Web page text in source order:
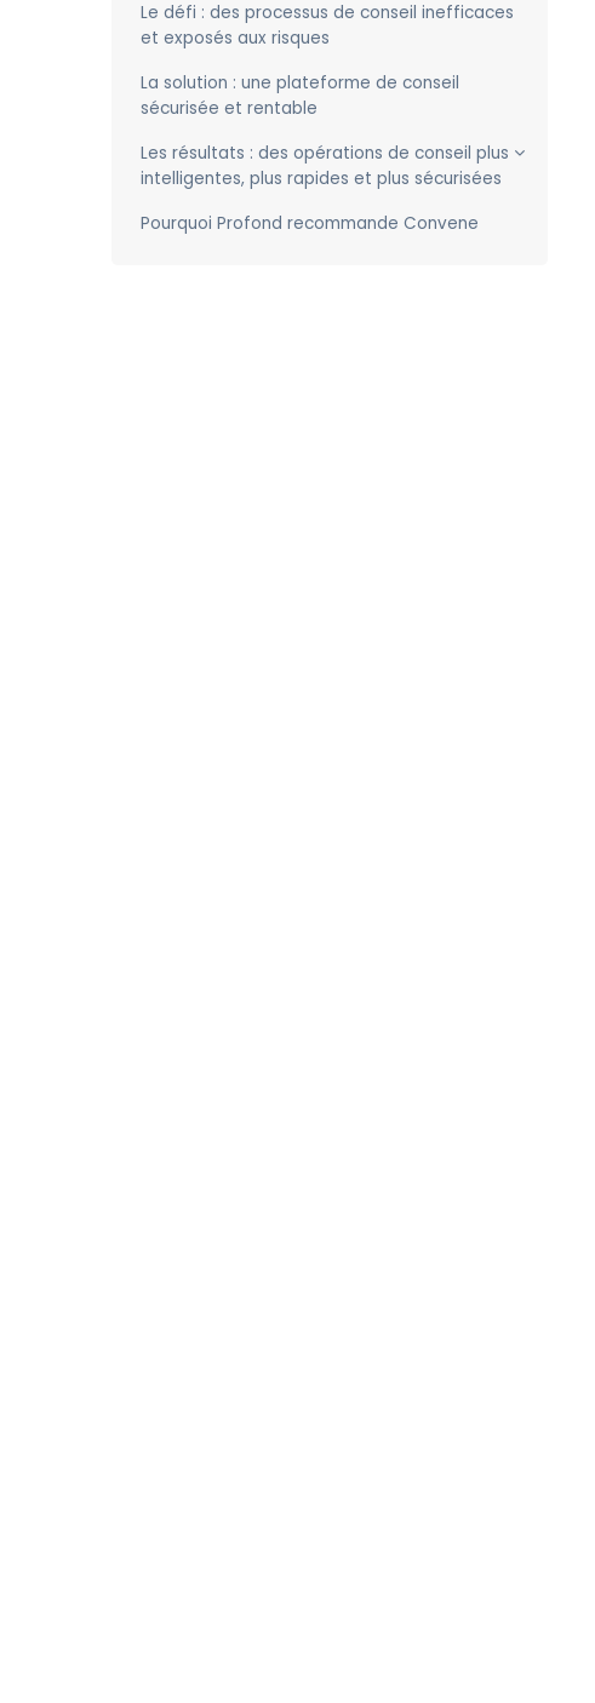
Le défi : des processus de conseil inefficaces
et exposés aux risques
La solution : une plateforme de conseil
sécurisée et rentable
Les résultats : des opérations de conseil plus
intelligentes, plus rapides et plus sécurisées
Pourquoi Profond recommande Convene